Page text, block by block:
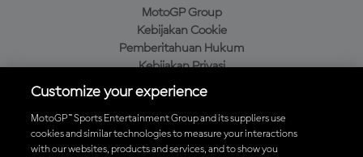
MotoGP Group
Kebijakan Cookie
Pemberitahuan Hukum
Kebijakan Privasi
Kebijakan Pembelian
Unduh Aplikasi Resmi MotoGP™
Customize your experience
MotoGP™ Sports Entertainment Group and its suppliers use
cookies and similar technologies to measure your interactions
with our websites, products and services, and to show you